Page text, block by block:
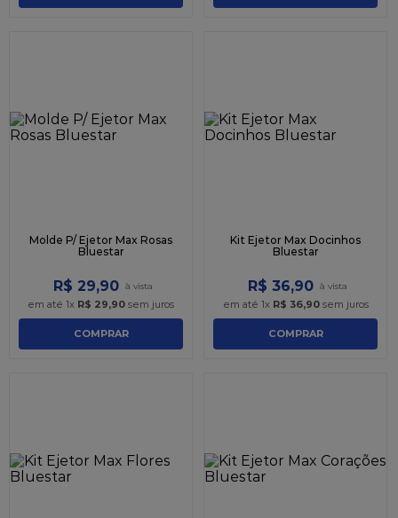
Molde P/ Ejetor Max Rosas
Bluestar
R$ 29,90
em até 1x R$ 29,90 sem juros
COMPRAR
Kit Ejetor Max Docinhos
Bluestar
R$ 36,90
em até 1x R$ 36,90sem juros
COMPRAR